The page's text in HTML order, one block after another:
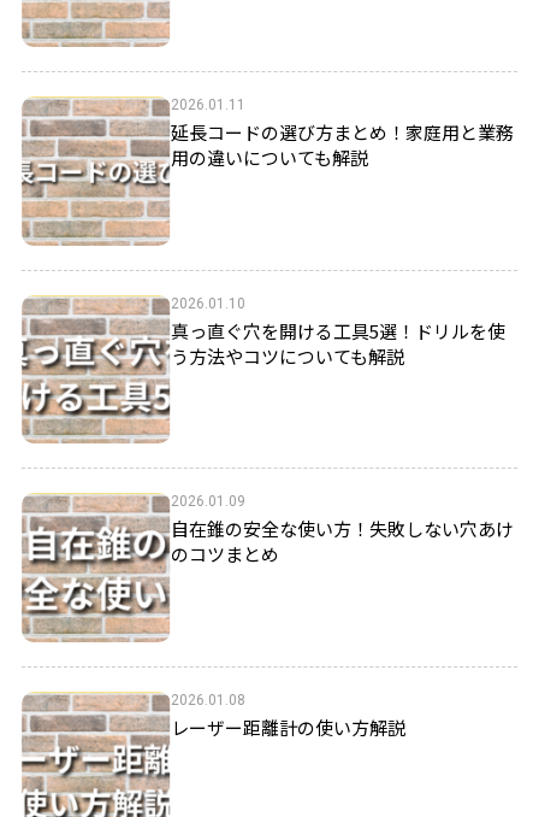
2026.01.11
延長コードの選び方まとめ！家庭用と業務
用の違いについても解説
2026.01.10
真っ直ぐ穴を開ける工具5選！ドリルを使
う方法やコツについても解説
2026.01.09
自在錐の安全な使い方！失敗しない穴あけ
のコツまとめ
2026.01.08
レーザー距離計の使い方解説